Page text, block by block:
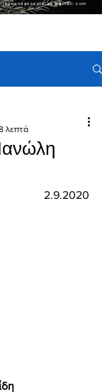
ikonandassociates@gmail.com
λεπτά
2.9.2020